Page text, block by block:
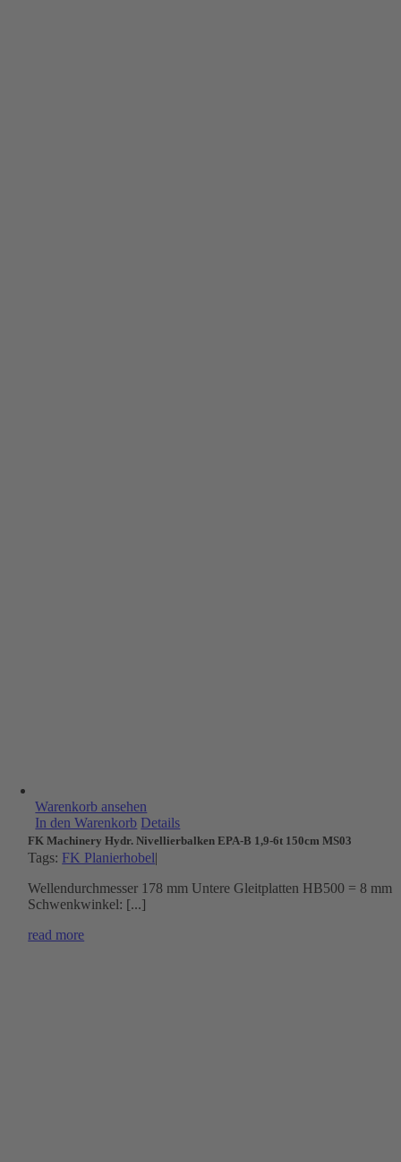
Warenkorb ansehen
In den Warenkorb Details
FK Machinery Hydr. Nivellierbalken EPA-B 1,9-6t 150cm MS03
Tags: FK Planierhobel|
Wellendurchmesser 178 mm Untere Gleitplatten HB500 = 8 mm
Schwenkwinkel: [...]
read more